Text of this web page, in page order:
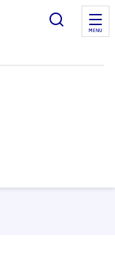
MENU